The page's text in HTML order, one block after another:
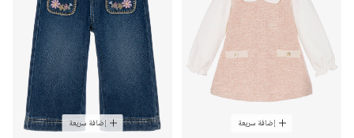
إضافة سريعة إضافة سريعة